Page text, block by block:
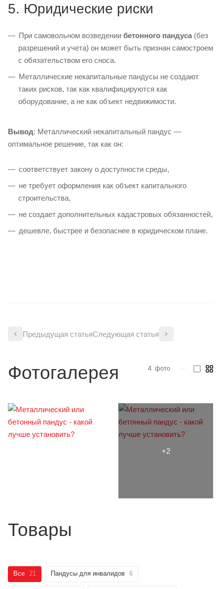
5. Юридические риски
При самовольном возведении бетонного пандуса (без
разрешений и учета) он может быть признан самостроем
с обязательством его сноса.
Металлические некапитальные пандусы не создают
таких рисков, так как квалифицируются как
оборудование, а не как объект недвижимости.
Вывод: Металлический некапитальный пандус —
оптимальное решение, так как он:
соответствует закону о доступности среды,
не требует оформления как объект капитального
строительства,
не создает дополнительных кадастровых обязанностей,
дешевле, быстрее и безопаснее в юридическом плане.
Предыдущая статьяСледующая статья
Фотогалерея 4 фото
Товары
Все 21 Пандусы для инвалидов 6